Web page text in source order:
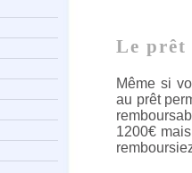
Le prêt
Même si
au prêt
1200€